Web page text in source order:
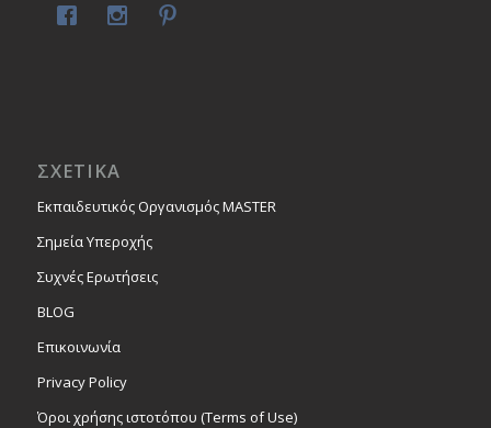
ΣΧΕΤΙΚΑ
Εκπαιδευτικός Οργανισμός MASTER
Σημεία Υπεροχής
Συχνές Ερωτήσεις
BLOG
Επικοινωνία
Privacy Policy
Όροι χρήσης ιστοτόπου (Terms of Use)